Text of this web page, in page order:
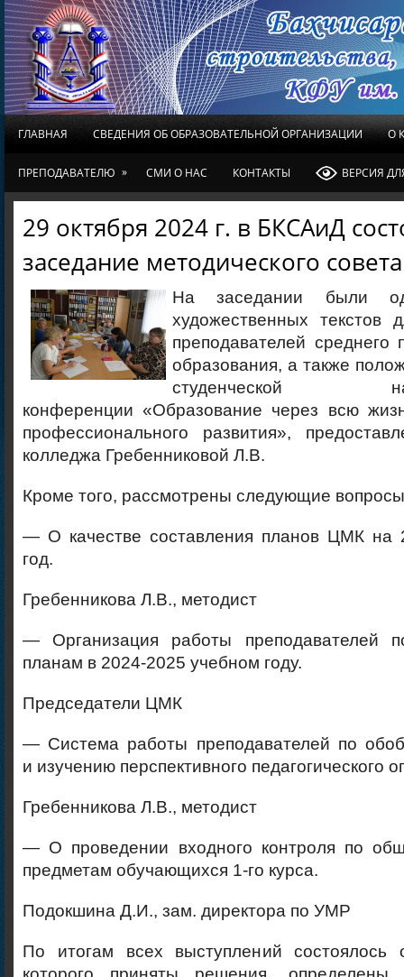
ГЛАВНАЯ СВЕДЕНИЯ ОБ ОБРАЗОВАТЕЛЬНОЙ ОРГАНИЗАЦИИ О
ПРЕПОДАВАТЕЛЮ » СМИ О НАС КОНТАКТЫ ВЕРСИЯ
29 октября 2024 г. в БКСАиД
заседание методического
На заседании были
художественных текстов
преподавателей среднего
образования, а также
студенческой
конференции «Образование через всю
профессионального развития»,
колледжа Гребенниковой Л.В.
Кроме того, рассмотрены следующие
— О качестве составления планов ЦМК на
год.
Гребенникова Л.В., методист
— Организация работы преподавателей
планам в 2024-2025 учебном году.
Председатели ЦМК
— Система работы преподавателей по
и изучению перспективного педагогического
Гребенникова Л.В., методист
— О проведении входного контроля по
предметам обучающихся 1-го курса.
Подокшина Д.И., зам. директора по УМР
По итогам всех выступлений состоялось